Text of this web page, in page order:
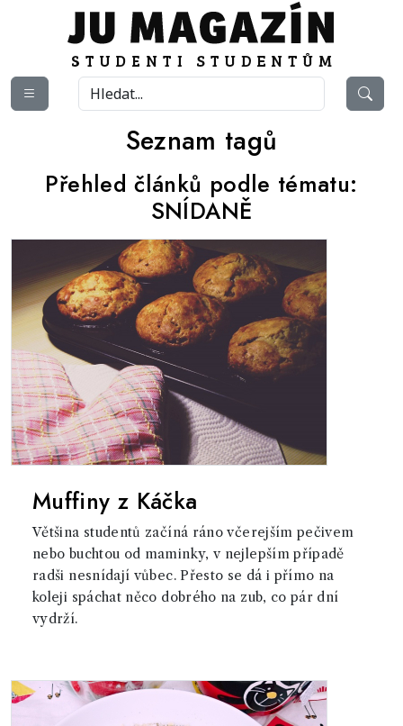
Seznam tagů
Přehled článků podle tématu:
SNÍDANĚ
Muffiny z Káčka
Většina studentů začíná ráno včerejším pečivem
nebo buchtou od maminky, v nejlepším případě
radši nesnídají vůbec. Přesto se dá i přímo na
koleji spáchat něco dobrého na zub, co pár dní
vydrží.